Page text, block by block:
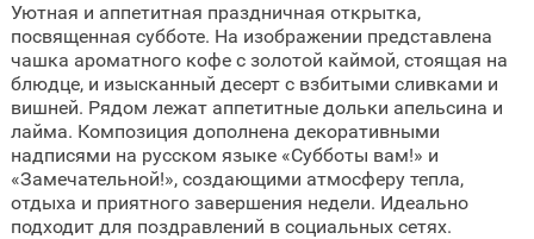
Уютная и аппетитная праздничная открытка,
посвященная субботе. На изображении представлена
чашка ароматного кофе с золотой каймой, стоящая на
блюдце, и изысканный десерт с взбитыми сливками и
вишней. Рядом лежат аппетитные дольки апельсина и
лайма. Композиция дополнена декоративными
надписями на русском языке «Субботы вам!» и
«Замечательной!», создающими атмосферу тепла,
отдыха и приятного завершения недели. Идеально
подходит для поздравлений в социальных сетях.